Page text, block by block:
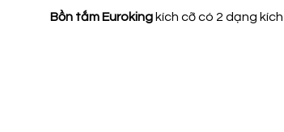
Bồn tắm Euroking kích cỡ có 2 dạng